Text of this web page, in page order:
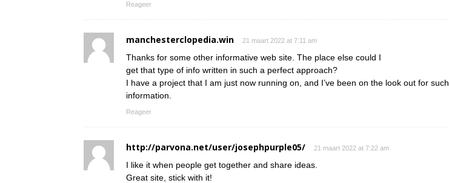
Reageer
manchesterclopedia.win 21 maart 2022 at 7:11 am
Thanks for some other informative web site. The place else could I
get that type of info written in such a perfect approach?
I have a project that I am just now running on, and I’ve been on the look out for such
information.
Reageer
http://parvona.net/user/josephpurple05/ 21 maart 2022 at 7:22 am
I like it when people get together and share ideas.
Great site, stick with it!